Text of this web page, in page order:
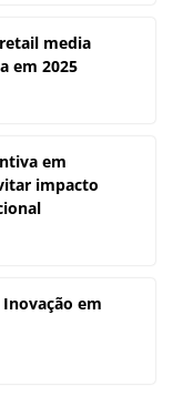
media
em 2025
em
impacto
em